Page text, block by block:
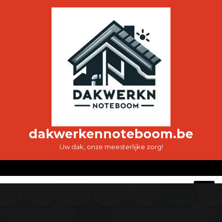
dakwerkennoteboom.be
Uw dak, onze meesterlijke zorg!